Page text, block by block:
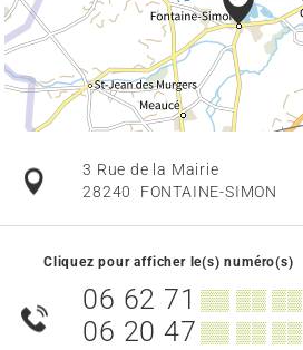
3 Rue de la Mairie
28240
FONTAINE-SIMON
Cliquez pour afficher le(s) numéro(s)
06 62 71 ▒▒ ▒▒ ▒▒
06 20 47 ▒▒ ▒▒ ▒▒